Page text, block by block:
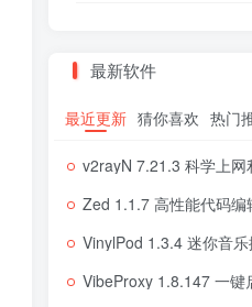
最新软件
最近更新 猜你喜欢 热门
v2rayN 7.21.3 科学上网
Zed 1.1.7 高性能代码编
VinylPod 1.3.4 迷你音乐播放
VibeProxy 1.8.147 一键启